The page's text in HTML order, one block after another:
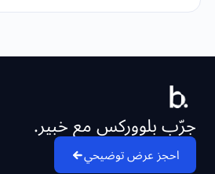
جرّب بلووركس مع خبير.
احجز عرض توضيحي